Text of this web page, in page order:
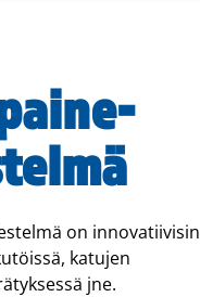
on innovatiivisin
katujen
jne.